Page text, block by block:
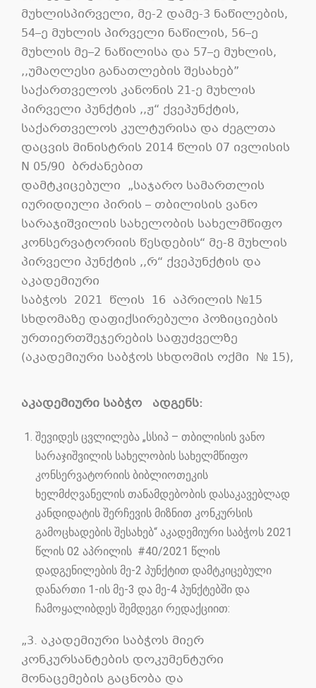
მუხლისპირველი, მე-2 დამე-3 ნაწილების,
54–ე მუხლის პირველი ნაწილის, 56–ე
მუხლის მე–2 ნაწილისა და 57–ე მუხლის,
,,უმაღლესი განათლების შესახებ”
საქართველოს კანონის 21-ე მუხლის
პირველი პუნქტის ,,ჟ“ ქვეპუნქტის,
საქართველოს კულტურისა და ძეგლთა
დაცვის მინისტრის 2014 წლის 07 ივლისის
N 05/90 ბრძანებით
დამტკიცებული „საჯარო სამართლის
იურიდიული პირის – თბილისის ვანო
სარაჯიშვილის სახელობის სახელმწიფო
კონსერვატორიის წესდების“ მე-8 მუხლის
პირველი პუნქტის ,,რ“ ქვეპუნქტის და
აკადემიური
საბჭოს 2021 წლის 16 აპრილის №15
სხდომაზე დაფიქსირებული პოზიციების
ურთიერთშეჯერების საფუძველზე
(აკადემიური საბჭოს სხდომის ოქმი № 15),
აკადემიური საბჭო ადგენს:
შევიდეს ცვლილება „სსიპ – თბილისის ვანო
სარაჯიშვილის სახელობის სახელმწიფო
კონსერვატორიის ბიბლიოთეკის
ხელმძღვანელის თანამდებობის დასაკავებლად
კანდიდატის შერჩევის მიზნით კონკურსის
გამოცხადების შესახებ“ აკადემიური საბჭოს 2021
წლის 02 აპრილის #40/2021 წლის
დადგენილების მე-2 პუნქტით დამტკიცებული
დანართი 1-ის მე-3 და მე-4 პუნქტებში და
ჩამოყალიბდეს შემდეგი რედაქციით:
„3. აკადემიური საბჭოს მიერ
კონკურსანტების დოკუმენტური
მონაცემების გაცნობა და